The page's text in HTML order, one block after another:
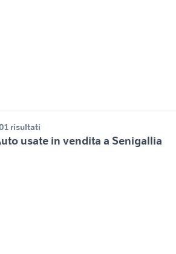
risultati
usate in vendita a Senigallia